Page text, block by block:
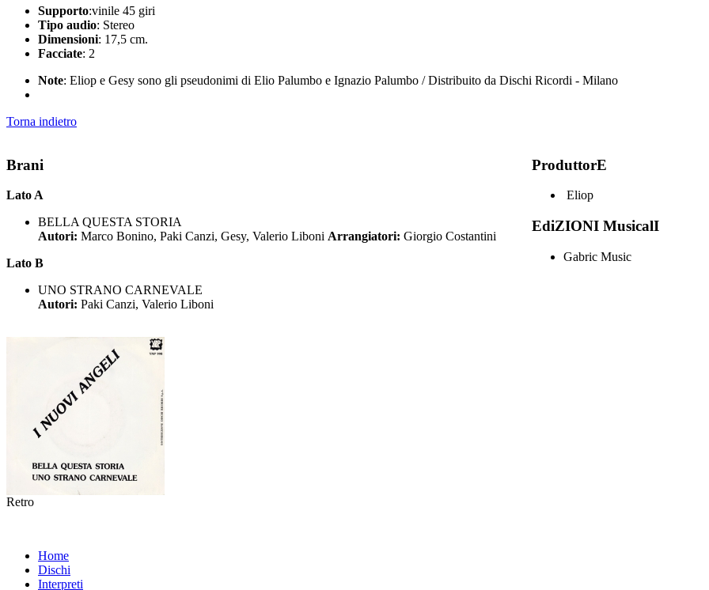
Supporto:vinile 45 giri
Tipo audio: Stereo
Dimensioni: 17,5 cm.
Facciate: 2
Note: Eliop e Gesy sono gli pseudonimi di Elio Palumbo e Ignazio Palumbo / Distribuito da Dischi Ricordi - Milano
Torna indietro
Brani
Lato A
BELLA QUESTA STORIA
Autori: Marco Bonino, Paki Canzi, Gesy, Valerio Liboni Arrangiatori: Giorgio Costantini
Lato B
UNO STRANO CARNEVALE
Autori: Paki Canzi, Valerio Liboni
ProduttorE
Eliop
EdiZIONI MusicalI
Gabric Music
Retro
Home
Dischi
Interpreti